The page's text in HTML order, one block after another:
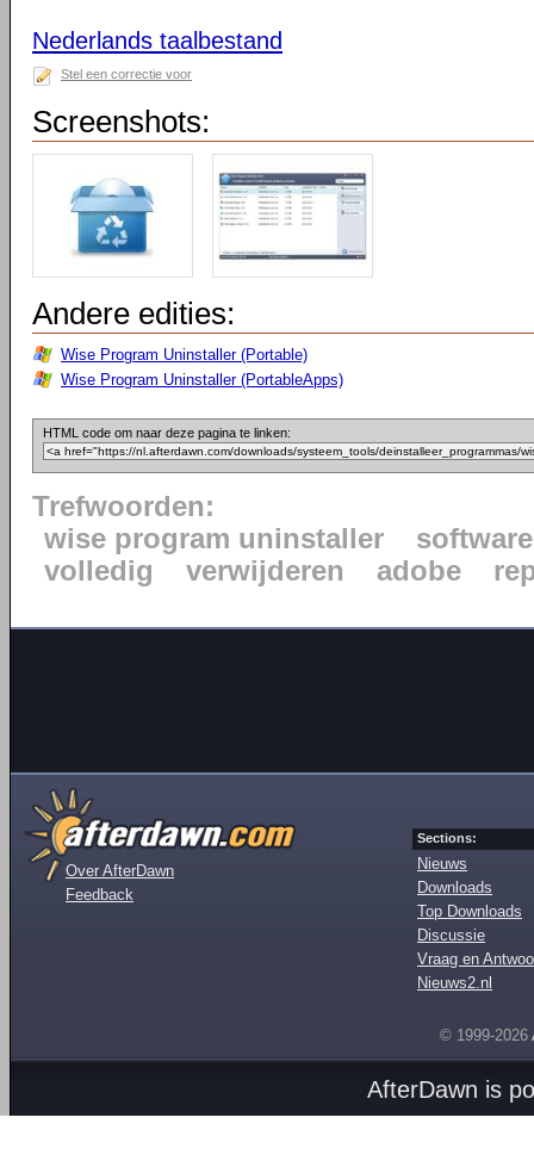
Nederlands taalbestand
Stel een correctie voor
Screenshots:
Andere edities:
Wise Program Uninstaller (Portable)
Wise Program Uninstaller (PortableApps)
HTML code om naar deze pagina te linken:
Trefwoorden:
wise program uninstaller
software
volledig
verwijderen adobe
Over AfterDawn
Feedback
Sections:
Nieuws
Downloads
Top Downloads
Discussie
Vraag en
Nieuws2.nl
© 1999-2026
AfterDawn is